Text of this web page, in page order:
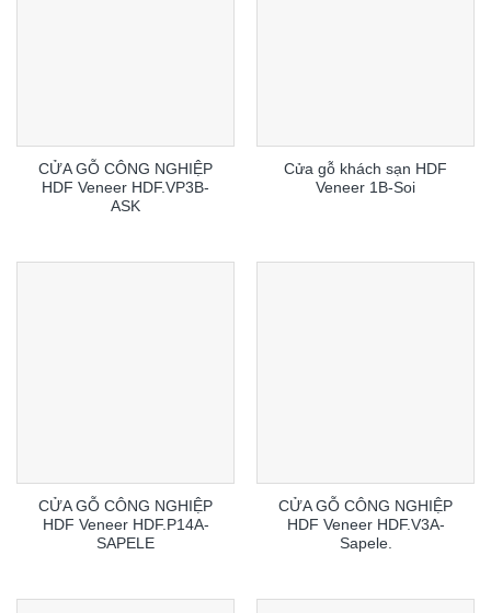
CỬA GỖ CÔNG NGHIỆP
HDF Veneer HDF.VP3B-
ASK
Cửa gỗ khách sạn HDF
Veneer 1B-Soi
CỬA GỖ CÔNG NGHIỆP
HDF Veneer HDF.P14A-
SAPELE
CỬA GỖ CÔNG NGHIỆP
HDF Veneer HDF.V3A-
Sapele.